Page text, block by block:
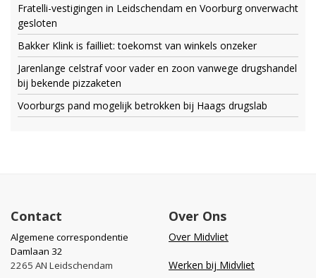
Fratelli-vestigingen in Leidschendam en Voorburg onverwacht
gesloten
Bakker Klink is failliet: toekomst van winkels onzeker
Jarenlange celstraf voor vader en zoon vanwege drugshandel
bij bekende pizzaketen
Voorburgs pand mogelijk betrokken bij Haags drugslab
Contact
Algemene correspondentie
Damlaan 32
2265 AN Leidschendam
Over Ons
Over Midvliet
Werken bij Midvliet